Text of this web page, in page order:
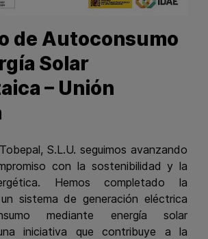
de Autoconsumo
Solar
– Unión
S.L.U. seguimos avanzando
con la sostenibilidad y la
Hemos completado la
sistema de generación eléctrica
mediante energía solar
iniciativa que contribuye a la